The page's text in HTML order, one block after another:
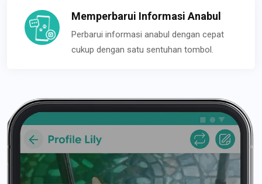
Memperbarui Informasi Anabul
Perbarui informasi anabul dengan cepat
cukup dengan satu sentuhan tombol.